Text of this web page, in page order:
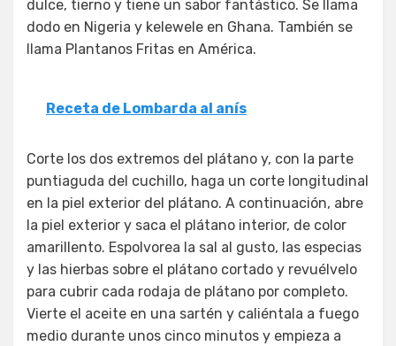
dulce, tierno y tiene un sabor fantástico. Se llama
dodo en Nigeria y kelewele en Ghana. También se
llama Plantanos Fritas en América.
Receta de Lombarda al anís
Corte los dos extremos del plátano y, con la parte
puntiaguda del cuchillo, haga un corte longitudinal
en la piel exterior del plátano. A continuación, abre
la piel exterior y saca el plátano interior, de color
amarillento. Espolvorea la sal al gusto, las especias
y las hierbas sobre el plátano cortado y revuélvelo
para cubrir cada rodaja de plátano por completo.
Vierte el aceite en una sartén y caliéntala a fuego
medio durante unos cinco minutos y empieza a